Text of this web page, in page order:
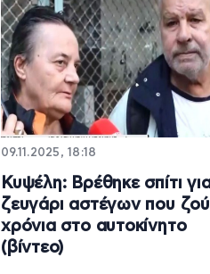
09.11.2025, 18:18
Κυψέλη: Βρέθηκε σπίτι
ζευγάρι αστέγων που
χρόνια στο αυτοκίνητο
(βίντεο)